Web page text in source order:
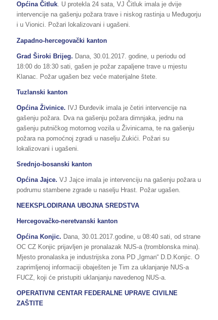
Općina Čitluk. U protekla 24 sata, VJ Čitluk imala je dvije
intervencije na gašenju požara trave i niskog rastinja u Međugorju
i u Vionici. Požari lokalizovani i ugašeni.
Zapadno-hercegovački kanton
Grad Široki Brijeg. Dana, 30.01.2017. godine, u periodu od
18:00 do 18:30 sati, gašen je požar zapaljene trave u mjestu
Klanac. Požar ugašen bez veće materijalne štete.
Tuzlanski kanton
Općina Živinice. IVJ Đurđevik imala je četiri intervencije na
gašenju požara. Dva na gašenju požara dimnjaka, jednu na
gašenju putničkog motornog vozila u Živinicama, te na gašenju
požara na pomoćnoj zgradi u naselju Zukići. Požari su
lokalizovani i ugašeni.
Srednjo-bosanski kanton
Općina Jajce. VJ Jajce imala je intervenciju na gašenju požara u
podrumu stambene zgrade u naselju Hrast. Požar ugašen.
NEEKSPLODIRANA UBOJNA SREDSTVA
Hercegovačko-neretvanski kanton
Općina Konjic. Dana, 30.01.2017.godine, u 08:40 sati, od strane
OC CZ Konjic prijavljen je pronalazak NUS-a (tromblonska mina).
Mjesto pronalaska je industrijska zona PD „Igman“ D.D.Konjic. O
zaprimljenoj informaciji obaješten je Tim za uklanjanje NUS-a
FUCZ, koji će pristupiti uklanjanju navedenog NUS-a.
OPERATIVNI CENTAR FEDERALNE UPRAVE CIVILNE
ZAŠTITE